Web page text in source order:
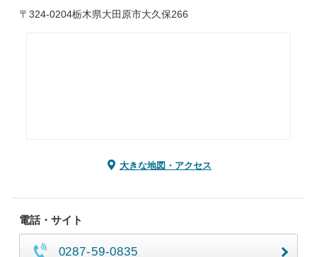
〒324-0204栃木県大田原市大久保266
大きな地図・アクセス
電話・サイト
0287-59-0835